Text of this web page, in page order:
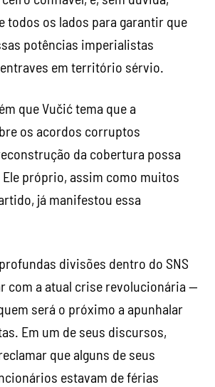
todos os lados para garantir que
potências imperialistas
em território sérvio.
que Vučić tema que a
os acordos corruptos
da cobertura possa
próprio, assim como muitos
já manifestou essa
divisões dentro do SNS
com a atual crise revolucionária —
será o próximo a apunhalar
Em um de seus discursos,
que alguns de seus
estavam de férias